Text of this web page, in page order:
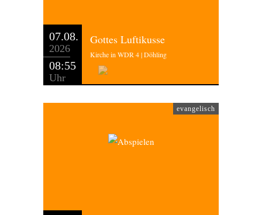
07.08.
2026
08:55
Uhr
Gottes Luftikusse
Kirche in WDR 4 | Döhling
evangelisch